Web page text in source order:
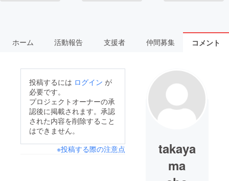
ホーム 活動報告 支援者 仲間募集 コメント
投稿するには ログイン が
必要です。
プロジェクトオーナーの承
認後に掲載されます。承認
された内容を削除すること
はできません。
※投稿する際の注意点
takaya
ma